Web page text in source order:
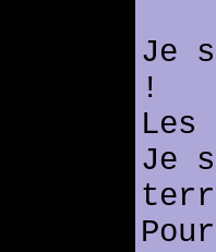
Je
!
Je